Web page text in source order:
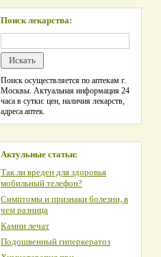
Поиск лекарства:
Поиск осуществляется по аптекам г.
Москвы. Актуальная информация 24
часа в сутки: цен, наличия лекарств,
адреса аптек.
Актульные статьи:
Так ли вреден для здоровья
мобильный телефон?
Симптомы и признаки болезни, в
чем разница
Камни лечат
Подошвенный гиперкератоз